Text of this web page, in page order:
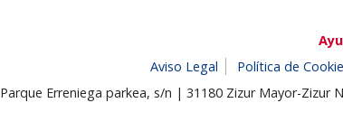
Aviso Legal
Política de
Parque Erreniega parkea, s/n | 31180 Zizur Mayor-Zizur